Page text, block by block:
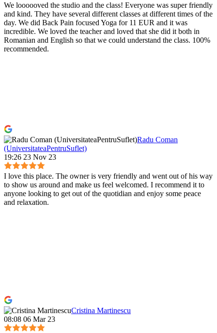
We loooooved the studio and the class! Everyone was super friendly
and kind. They have several different classes at different times of the
day. We did Back Pain focused Yoga for 11 EUR and it was
incredible. We loved the teacher and loved that she did it both in
Romanian and English so that we could understand the class. 100%
recommended.
Radu Coman
(UniversitateaPentruSuflet)
19:26 23 Nov 23
I love this place. The owner is very friendly and went out of his way
to show us around and make us feel welcomed. I recommend it to
anyone looking to get out of the quotidian and enjoy some peace
and relaxation.
Cristina Martinescu
08:08 06 Mar 23